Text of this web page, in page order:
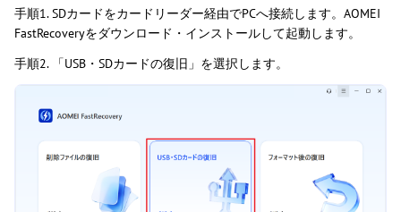
手順1. SDカードをカードリーダー経由でPCへ接続します。AOMEI
FastRecoveryをダウンロード・インストールして起動します。
手順2. 「USB・SDカードの復旧」を選択します。